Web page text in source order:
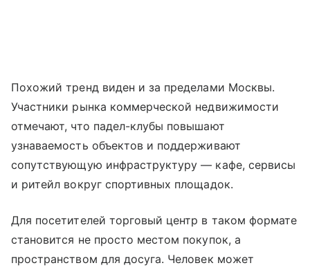
Похожий тренд виден и за пределами Москвы.
Участники рынка коммерческой недвижимости
отмечают, что падел-клубы повышают
узнаваемость объектов и поддерживают
сопутствующую инфраструктуру — кафе, сервисы
и ритейл вокруг спортивных площадок.
Для посетителей торговый центр в таком формате
становится не просто местом покупок, а
пространством для досуга. Человек может